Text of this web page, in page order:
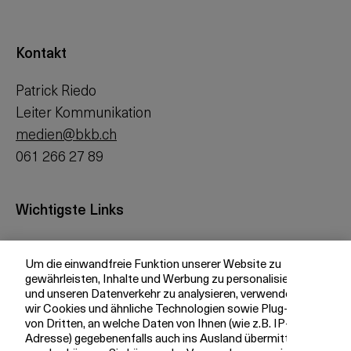
Kontakt
Patrick Riedo
Leiter Kommunikation
medien@bkb.ch
061 266 27 89
Wichtigste Links
Investor Relations
Medien
bkb.ch
Ihre BKB
Um die einwandfreie Funktion unserer Website zu
gewährleisten, Inhalte und Werbung zu personalisieren
und unseren Datenverkehr zu analysieren, verwenden
wir Cookies und ähnliche Technologien sowie Plug-ins
von Dritten, an welche Daten von Ihnen (wie z.B. IP-
Adresse) gegebenenfalls auch ins Ausland übermittelt